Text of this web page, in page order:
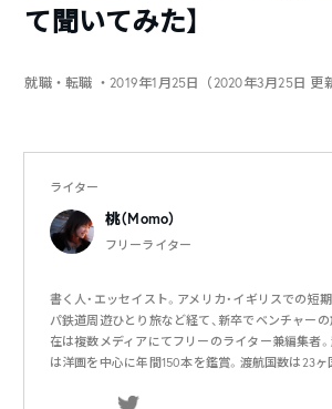
て聞いてみた】
就職・転職 ・2019年1月25日（2020年3月25日 更
ライター
桃（Momo）
フリーライター
書く人・エッセイスト。アメリカ・イギリスでの短
パ鉄道周遊ひとり旅など経て、新卒でベンチャー
在は複数メディアにてフリーのライター兼編集者
は洋画を中心に年間150本を鑑賞。渡航国数は23ヶ